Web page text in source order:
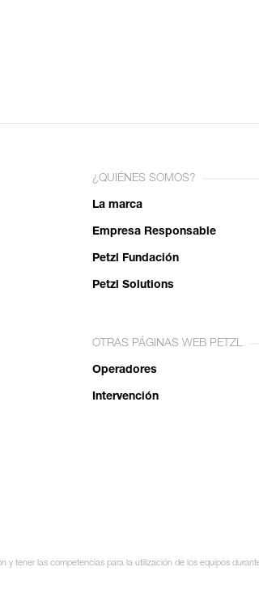
¿QUIÉNES SOMOS?
La marca
Empresa Responsable
Petzl Fundación
Petzl Solutions
OTRAS PÁGINAS WEB PETZL
Operadores
Intervención
tener las competencias para la utilización de los equipos